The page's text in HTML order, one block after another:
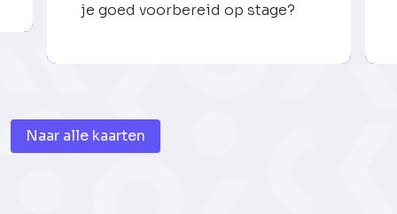
je goed voorbereid op stage?
Naar alle kaarten